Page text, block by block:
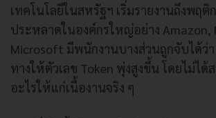
เทคโนโลยีในสหรัฐฯ เริ่มรายงานถึงพฤติ
ประหลาดในองค์กรใหญ่อย่าง Amazon,
Microsoft มีพนักงานบางส่วนถูกจับได้ว่า
ทางให้ตัวเลข Token พุ่งสูงขึ้น โดยไม่ได้
อะไรให้แก่เนื้องานจริง ๆ